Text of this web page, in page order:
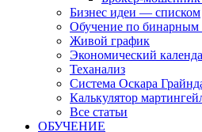
Бизнес идеи — списком
Обучение по
Живой график
Экономический
Теханализ
Система Оскара
Калькулятор
Все статьи
ОБУЧЕНИЕ